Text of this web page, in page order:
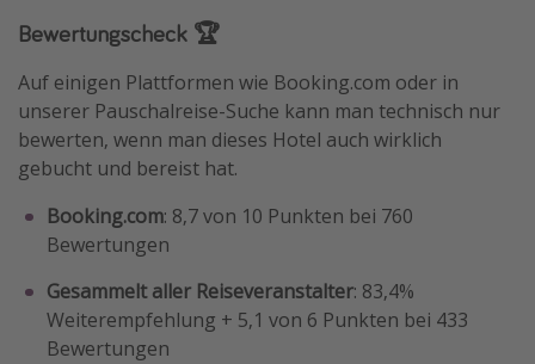
Bewertungscheck 🏆
Auf einigen Plattformen wie Booking.com oder in
unserer Pauschalreise-Suche kann man technisch nur
bewerten, wenn man dieses Hotel auch wirklich
gebucht und bereist hat.
Booking.com: 8,7 von 10 Punkten bei 760
Bewertungen
Gesammelt aller Reiseveranstalter: 83,4%
Weiterempfehlung + 5,1 von 6 Punkten bei 433
Bewertungen